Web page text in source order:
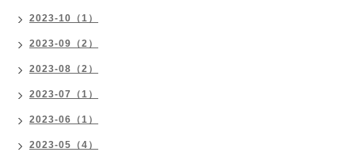
2023-10（1）
2023-09（2）
2023-08（2）
2023-07（1）
2023-06（1）
2023-05（4）